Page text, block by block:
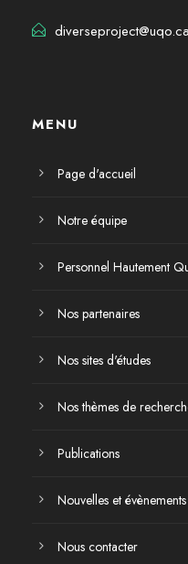
diverseproject@uqo.ca
MENU
Page d'accueil
Notre équipe
Personnel Hautement
Nos partenaires
Nos sites d'études
Nos thèmes de
Publications
Nouvelles et évènements
Nous contacter